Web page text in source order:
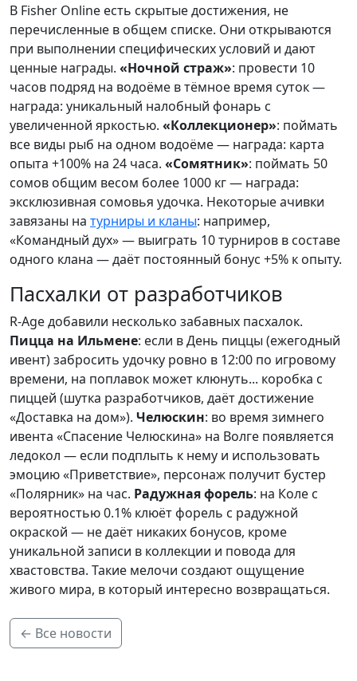
В Fisher Online есть скрытые достижения, не
перечисленные в общем списке. Они открываются
при выполнении специфических условий и дают
ценные награды. «Ночной страж»: провести 10
часов подряд на водоёме в тёмное время суток —
награда: уникальный налобный фонарь с
увеличенной яркостью. «Коллекционер»: поймать
все виды рыб на одном водоёме — награда: карта
опыта +100% на 24 часа. «Сомятник»: поймать 50
сомов общим весом более 1000 кг — награда:
эксклюзивная сомовья удочка. Некоторые ачивки
завязаны на турниры и кланы: например,
«Командный дух» — выиграть 10 турниров в составе
одного клана — даёт постоянный бонус +5% к опыту.
Пасхалки от разработчиков
R-Age добавили несколько забавных пасхалок.
Пицца на Ильмене: если в День пиццы (ежегодный
ивент) забросить удочку ровно в 12:00 по игровому
времени, на поплавок может клюнуть... коробка с
пиццей (шутка разработчиков, даёт достижение
«Доставка на дом»). Челюскин: во время зимнего
ивента «Спасение Челюскина» на Волге появляется
ледокол — если подплыть к нему и использовать
эмоцию «Приветствие», персонаж получит бустер
«Полярник» на час. Радужная форель: на Коле с
вероятностью 0.1% клюёт форель с радужной
окраской — не даёт никаких бонусов, кроме
уникальной записи в коллекции и повода для
хвастовства. Такие мелочи создают ощущение
живого мира, в который интересно возвращаться.
← Все новости